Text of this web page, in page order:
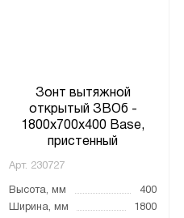
Зонт вытяжной
открытый ЗВОб -
1800x700x400 Base,
пристенный
Арт. 230727
Высота, мм
400
Ширина, мм
1800